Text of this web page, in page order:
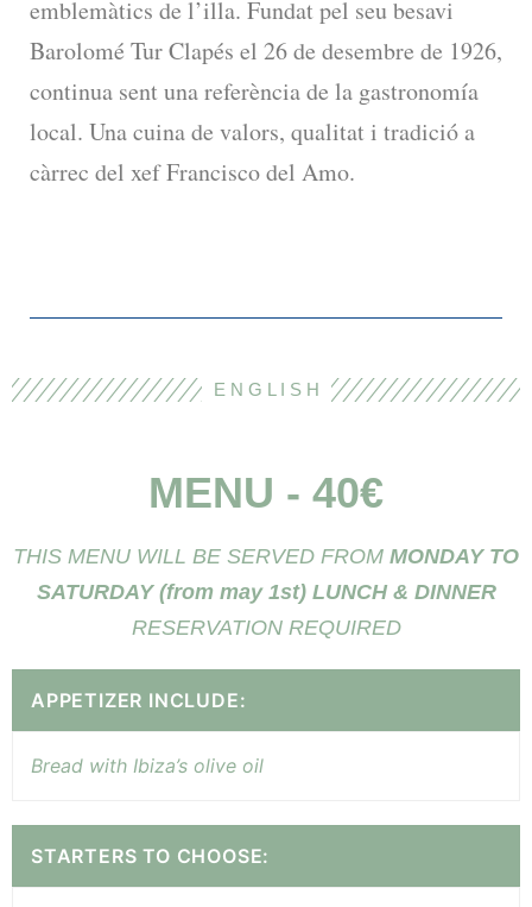
emblemàtics de l’illa. Fundat pel seu besavi
Barolomé Tur Clapés el 26 de desembre de 1926,
continua sent una referència de la gastronomía
local. Una cuina de valors, qualitat i tradició a
càrrec del xef Francisco del Amo.
E N G L I S H
MENU - 40€
THIS MENU WILL BE SERVED FROM MONDAY TO
SATURDAY (from may 1st) LUNCH & DINNER
RESERVATION REQUIRED
APPETIZER INCLUDE:
Bread with Ibiza’s olive oil
STARTERS TO CHOOSE: